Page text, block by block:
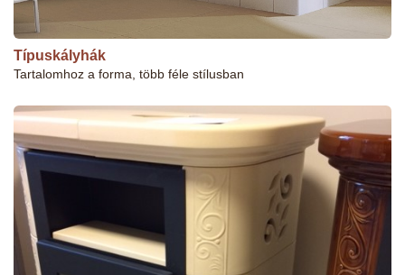
Típuskályhák
Tartalomhoz a forma, több féle stílusban